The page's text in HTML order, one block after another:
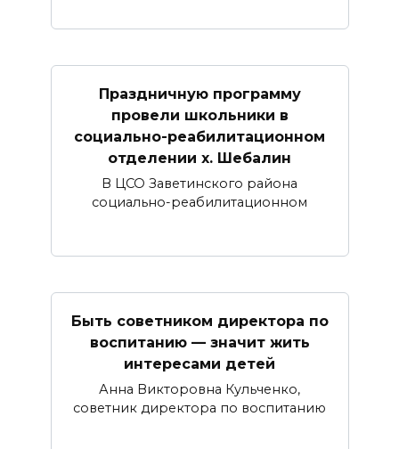
Праздничную программу
провели школьники в
социально-реабилитационном
отделении х. Шебалин
В ЦСО Заветинского района
социально-реабилитационном
Быть советником директора по
воспитанию — значит жить
интересами детей
Анна Викторовна Кульченко,
советник директора по воспитанию